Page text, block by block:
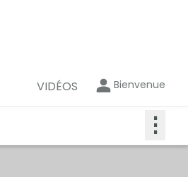
VIDÉOS Bienvenue
⋮